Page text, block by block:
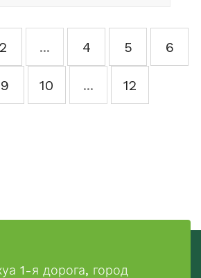
2 ... 4 5 6
9 10 ... 12
1-я дорога, город